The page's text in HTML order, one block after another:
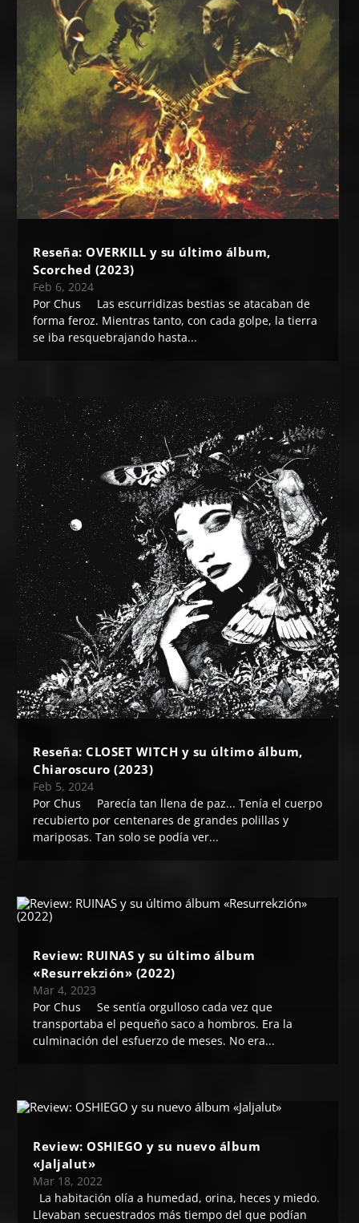
Reseña: OVERKILL y su último álbum,
Scorched (2023)
Feb 6, 2024
Por Chus Las escurridizas bestias se atacaban de
forma feroz. Mientras tanto, con cada golpe, la tierra
se iba resquebrajando hasta...
Reseña: CLOSET WITCH y su último álbum,
Chiaroscuro (2023)
Feb 5, 2024
Por Chus Parecía tan llena de paz... Tenía el cuerpo
recubierto por centenares de grandes polillas y
mariposas. Tan solo se podía ver...
Review: RUINAS y su último álbum
«Resurrekzión» (2022)
Mar 4, 2023
Por Chus Se sentía orgulloso cada vez que
transportaba el pequeño saco a hombros. Era la
culminación del esfuerzo de meses. No era...
Review: OSHIEGO y su nuevo álbum
«Jaljalut»
Mar 18, 2022
La habitación olía a humedad, orina, heces y miedo.
Llevaban secuestrados más tiempo del que podían